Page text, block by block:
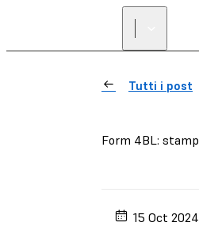
Tutti i post
Form 4BL:
15 Oct 2024